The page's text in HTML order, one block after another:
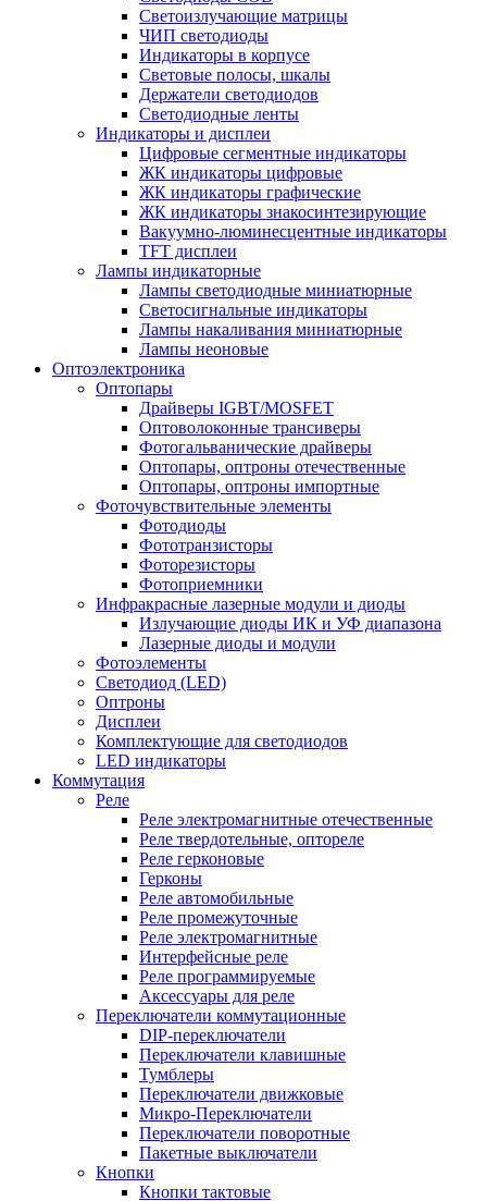
Светоизлучающие матрицы
ЧИП светодиоды
Индикаторы в корпусе
Световые полосы, шкалы
Держатели светодиодов
Светодиодные ленты
Индикаторы и дисплеи
Цифровые сегментные индикаторы
ЖК индикаторы цифровые
ЖК индикаторы графические
ЖК индикаторы знакосинтезирующие
Вакуумно-люминесцентные индикаторы
TFT дисплеи
Лампы индикаторные
Лампы светодиодные миниатюрные
Светосигнальные индикаторы
Лампы накаливания миниатюрные
Лампы неоновые
Оптоэлектроника
Оптопары
Драйверы IGBT/MOSFET
Оптоволоконные трансиверы
Фотогальванические драйверы
Оптопары, оптроны отечественные
Оптопары, оптроны импортные
Фоточувствительные элементы
Фотодиоды
Фототранзисторы
Фоторезисторы
Фотоприемники
Инфракрасные лазерные модули и диоды
Излучающие диоды ИК и УФ диапазона
Лазерные диоды и модули
Фотоэлементы
Светодиод (LED)
Оптроны
Дисплеи
Комплектующие для светодиодов
LED индикаторы
Коммутация
Реле
Реле электромагнитные отечественные
Реле твердотельные, оптореле
Реле герконовые
Герконы
Реле автомобильные
Реле промежуточные
Реле электромагнитные
Интерфейсные реле
Реле программируемые
Аксессуары для реле
Переключатели коммутационные
DIP-переключатели
Переключатели клавишные
Тумблеры
Переключатели движковые
Микро-Переключатели
Переключатели поворотные
Пакетные выключатели
Кнопки
Кнопки тактовые